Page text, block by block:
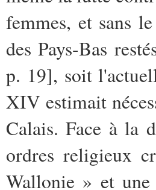
femmes, et sans
des Pays-Bas
p. 19], soit
XIV estimait
Calais. Face à la
ordres religieux
Wallonie » et